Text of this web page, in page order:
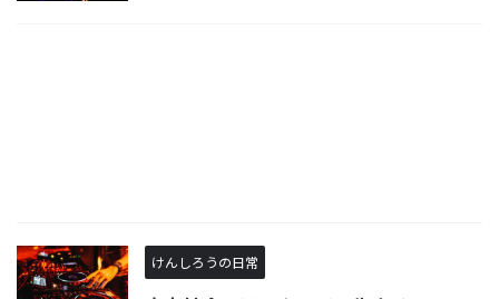
けんしろうの日常